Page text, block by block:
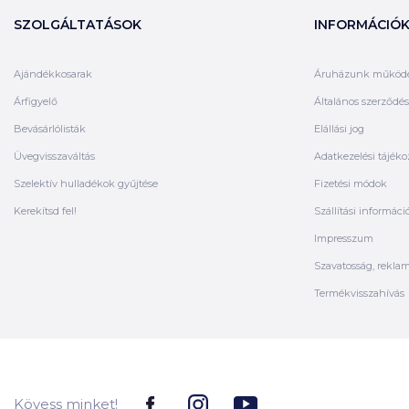
SZOLGÁLTATÁSOK
Ajándékkosarak
Árfigyelő
Bevásárlólisták
Üvegvisszaváltás
Szelektív hulladékok gyűjtése
Kerekítsd fel!
INFORMÁCIÓK
Áruházunk
Általános
Elállási jog
Adatkezelési
Fizetési módok
Szállítási
Impresszum
Szavatosság,
Termékvisszahívás
Kövess minket!